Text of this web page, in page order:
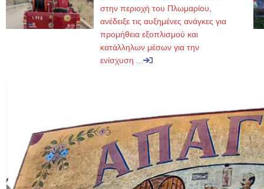
στην περιοχή του Πλωμαρίου,
ανέδειξε τις αυξημένες ανάγκες για
προμήθεια εξοπλισμού και
κατάλληλων μέσων για την
ενίσχυση ...